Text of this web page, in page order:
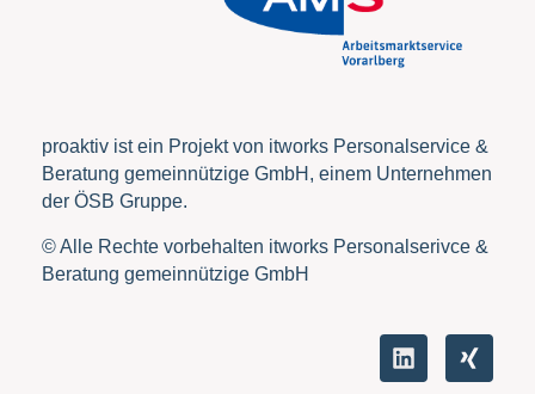
proaktiv ist ein Projekt von itworks Personalservice &
Beratung gemeinnützige GmbH, einem Unternehmen
der ÖSB Gruppe.
© Alle Rechte vorbehalten itworks Personalserivce &
Beratung gemeinnützige GmbH